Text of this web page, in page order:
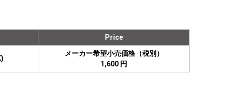
Price
メーカー希望小売価格（税別）
1,600 円